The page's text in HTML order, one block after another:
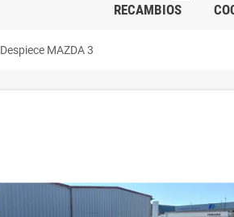
RECAMBIOS
Despiece MAZDA 3